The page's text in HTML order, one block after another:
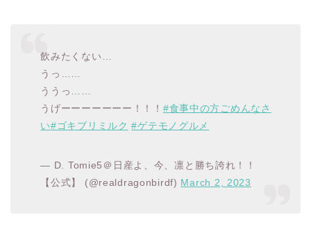
飲みたくない…
うっ……
ううっ……
うげーーーーーーー！！！ #食事中の方ごめんなさ
い#ゴキブリミルク #ゲテモノグルメ
— D. Tomie5＠日産よ、今、凛と勝ち誇れ！！
【公式】 (@realdragonbirdf) March 2, 2023